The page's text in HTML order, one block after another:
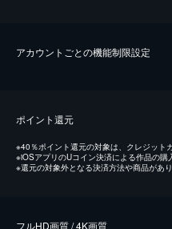
アカウントごとの機能制限設定
ポイント還元
※40％ポイント還元の対象は、クレジット
※iOSアプリのUコイン決済による作品の購
※還元の対象外となる決済方法や商品があ
フルHD画質 / 4K画質